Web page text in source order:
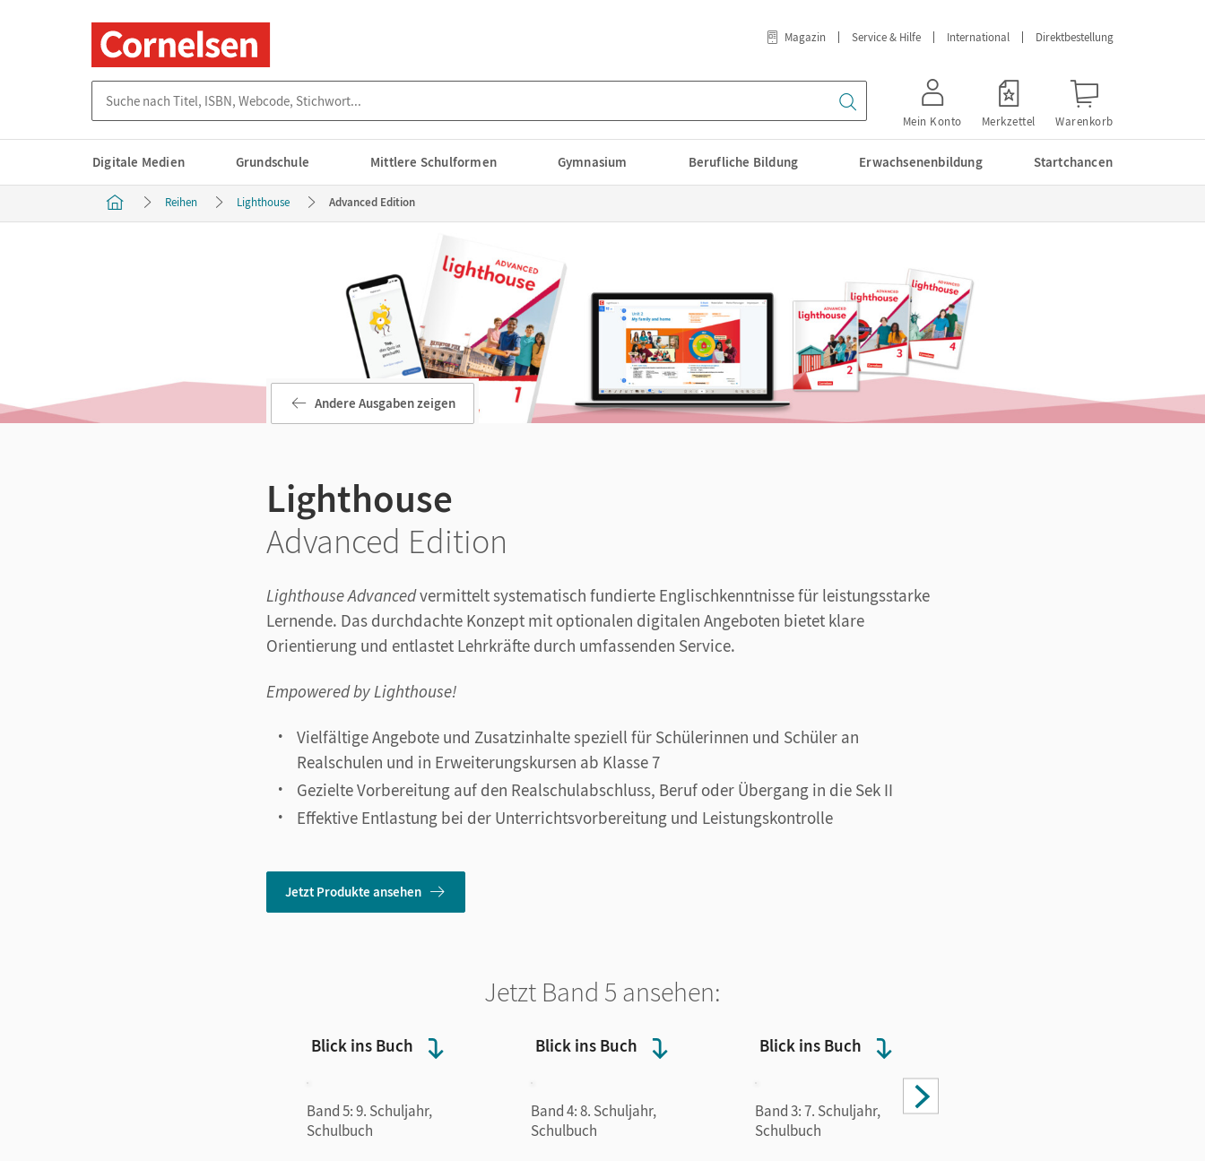
Magazin Service & Hilfe International Direktbestellung
Mein Konto Merkzettel Warenkorb
Digitale Medien Grundschule Mittlere Schulformen Gymnasium Berufliche Bildung Erwachsenenbildung Startchancen
Reihen Lighthouse Advanced Edition
Andere Ausgaben zeigen
Lighthouse
Advanced Edition
Lighthouse Advancedvermittelt systematisch fundierte Englischkenntnisse für leistungsstarke
Lernende. Das durchdachte Konzept mit optionalen digitalen Angeboten bietet klare
Orientierung und entlastet Lehrkräfte durch umfassenden Service.
Empowered by Lighthouse!
Vielfältige Angebote und Zusatzinhalte speziell für Schülerinnen und Schüler an
Realschulen und in Erweiterungskursen ab Klasse 7
Gezielte Vorbereitung auf den Realschulabschluss, Beruf oder Übergang in die Sek II
Effektive Entlastung bei der Unterrichtsvorbereitung und Leistungskontrolle
Jetzt Produkte ansehen
Jetzt Band 5 ansehen:
Blick ins Buch
Band 5: 9. Schuljahr,
Schulbuch
Blick ins Buch
Band 4: 8. Schuljahr,
Schulbuch
Blick ins Buch
Band 3: 7. Schuljahr,
Schulbuch